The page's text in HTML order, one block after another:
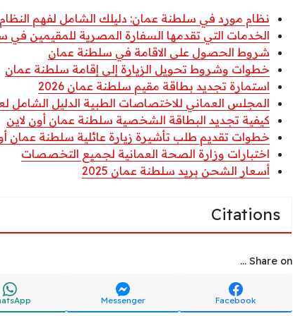
نظام مورد في سلطنة عمان: دليلك الشامل لفهم
الخدمات التي تقدمها السفارة المصرية للمقيمين في
شروط الحصول على الاقامة في سلطنة عمان
خطوات وشروط تحويل الزيارة إلى إقامة سلطنة عمان
استمارة تجديد بطاقة مقيم سلطنة عمان 2026
المجلس العماني للاختصاصات الطبية الدليل الشامل لعام
كيفية تجديد البطاقة الشخصية سلطنة عمان أون لاين
خطوات تقديم طلب تأشيرة زيارة عائلية سلطنة عمان
اختبارات وزارة الصحة العمانية لجميع التخصصات
أسعار الشحن بريد سلطنة عمان 2025
Citations
Share on ...
Facebook
Messenger